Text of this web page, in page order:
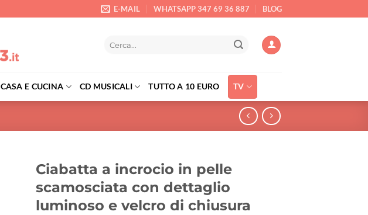
E-MAIL WHATSAPP 347 69 36 887 BLOG
CASA E CUCINA CD MUSICALI TUTTO A 10 EURO TV
Ciabatta a incrocio in pelle
scamosciata con dettaglio
luminoso e velcro di chiusura